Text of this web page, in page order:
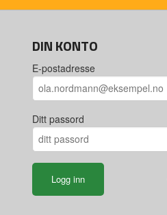
DIN KONTO
E-postadresse
Ditt passord